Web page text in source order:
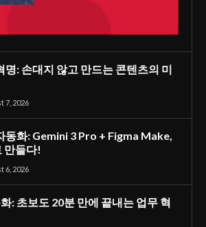
명: 손대지 않고 만드는 콘텐츠의 미
7, 2026
동화: Gemini 3 Pro + Figma Make,
만들다!
6, 2026
: 초보도 20분 만에 끝내는 업무 혁